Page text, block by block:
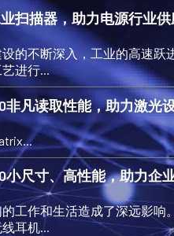
扫描器，助力电源行业
的不断深入，工业的高速跃
进行...
非凡读取性能，助力激光
小尺寸、高性能，助力企
工作和生活造成了深远影响
耳机...